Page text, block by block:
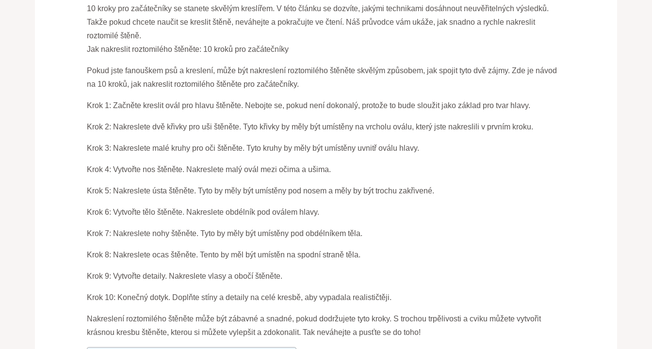
10 kroky pro začátečníky se stanete skvělým kreslířem. V této článku se dozvíte, jakými technikami dosáhnout neuvěřitelných výsledků.
Takže pokud chcete naučit se kreslit štěně, neváhejte a pokračujte ve čtení. Náš průvodce vám ukáže, jak snadno a rychle nakreslit
roztomilé štěně.
Jak nakreslit roztomilého štěněte: 10 kroků pro začátečníky
Pokud jste fanouškem psů a kreslení, může být nakreslení roztomilého štěněte skvělým způsobem, jak spojit tyto dvě zájmy. Zde je návod
na 10 kroků, jak nakreslit roztomilého štěněte pro začátečníky.
Krok 1: Začněte kreslit ovál pro hlavu štěněte. Nebojte se, pokud není dokonalý, protože to bude sloužit jako základ pro tvar hlavy.
Krok 2: Nakreslete dvě křivky pro uši štěněte. Tyto křivky by měly být umístěny na vrcholu oválu, který jste nakreslili v prvním kroku.
Krok 3: Nakreslete malé kruhy pro oči štěněte. Tyto kruhy by měly být umístěny uvnitř oválu hlavy.
Krok 4: Vytvořte nos štěněte. Nakreslete malý ovál mezi očima a ušima.
Krok 5: Nakreslete ústa štěněte. Tyto by měly být umístěny pod nosem a měly by být trochu zakřivené.
Krok 6: Vytvořte tělo štěněte. Nakreslete obdélník pod oválem hlavy.
Krok 7: Nakreslete nohy štěněte. Tyto by měly být umístěny pod obdélníkem těla.
Krok 8: Nakreslete ocas štěněte. Tento by měl být umístěn na spodní straně těla.
Krok 9: Vytvořte detaily. Nakreslete vlasy a obočí štěněte.
Krok 10: Konečný dotyk. Doplňte stíny a detaily na celé kresbě, aby vypadala realističtěji.
Nakreslení roztomilého štěněte může být zábavné a snadné, pokud dodržujete tyto kroky. S trochou trpělivosti a cviku můžete vytvořit
krásnou kresbu štěněte, kterou si můžete vylepšit a zdokonalit. Tak neváhejte a pusťte se do toho!